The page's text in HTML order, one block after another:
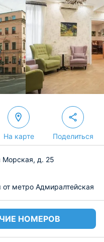
На карте Поделиться
Морская, д. 25
от метро Адмиралтейская
НОМЕРОВ